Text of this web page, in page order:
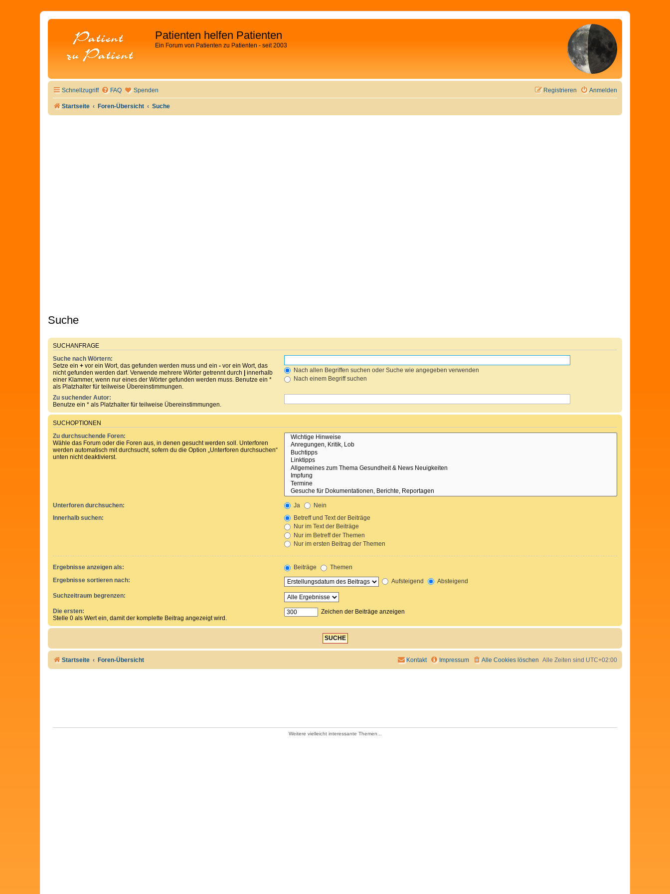
Patienten helfen Patienten
Ein Forum von Patienten zu Patienten - seit 2003
Schnellzugriff FAQ Spenden Anmelden
Registrieren
Startseite Foren-Übersicht Suche
Suche
SUCHANFRAGE
Suche nach Wörtern:
Setze ein + vor ein Wort, das gefunden werden muss und ein - vor ein Wort, das
nicht gefunden werden darf. Verwende mehrere Wörter getrennt durch
innerhalb
einer Klammer, wenn nur eines der Wörter gefunden werden muss. Benutze ein *
als Platzhalter für teilweise Übereinstimmungen.
Nach allen Begriffen suchen oder Suche wie angegeben verwenden
Nach einem Begriff suchen
Zu suchender Autor:
Benutze ein * als Platzhalter für teilweise Übereinstimmungen.
SUCHOPTIONEN
Zu durchsuchende Foren:
Wähle das Forum oder die Foren aus, in denen gesucht werden soll. Unterforen
werden automatisch mit durchsucht, sofern du die Option „Unterforen durchsuchen“
unten nicht deaktivierst.
Unterforen durchsuchen: Ja
Nein
Innerhalb suchen:
Betreff und Text der Beiträge
Nur im Text der Beiträge
Nur im Betreff der Themen
Nur im ersten Beitrag der Themen
Ergebnisse anzeigen als: Beiträge
Themen
Ergebnisse sortieren nach:
Aufsteigend Absteigend
Suchzeitraum begrenzen:
Die ersten:
Stelle 0 als Wert ein, damit der komplette Beitrag angezeigt wird.
Zeichen der Beiträge anzeigen
Startseite Foren-Übersicht Alle Zeiten sind UTC+02:00
Alle Cookies löschen
Impressum
Kontakt
Weitere vielleicht interessante Themen...